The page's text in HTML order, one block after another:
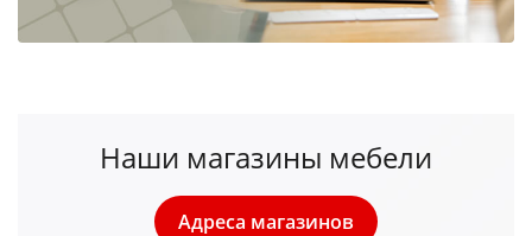
Наши магазины мебели
Адреса магазинов